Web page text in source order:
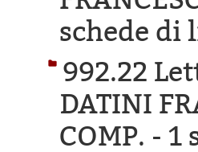
schede
992.22
DATINI
COMP. - 1